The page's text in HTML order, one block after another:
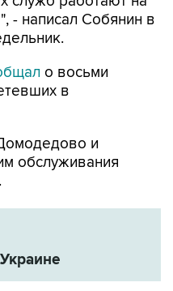
- написал Собянин в
о восьми
в
и
обслуживания